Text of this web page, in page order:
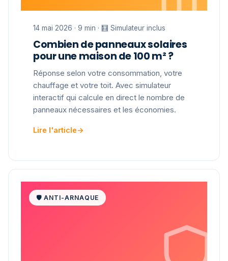
14 mai 2026 · 9 min · 🧮 Simulateur inclus
Combien de panneaux solaires
pour une maison de 100 m² ?
Réponse selon votre consommation, votre
chauffage et votre toit. Avec simulateur
interactif qui calcule en direct le nombre de
panneaux nécessaires et les économies.
Lire l'article→
🛡 ANTI-ARNAQUE